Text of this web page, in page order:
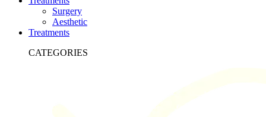
Surgery
Aesthetic
Treatments
CATEGORIES